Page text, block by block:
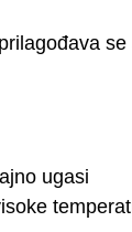
prilagođava
ugasi